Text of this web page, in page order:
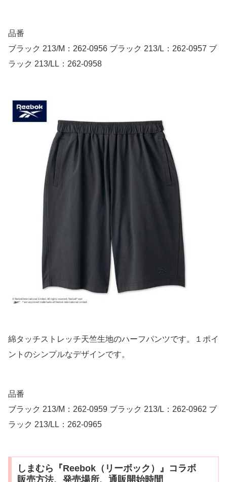
品番
ブラック 213/M：262-0956 ブラック 213/L：262-0957 ブ
ラック 213/LL：262-0958
綿タッチストレッチ天竺生地のハーフパンツです。１ポイ
ントのシンプルなデザインです。
品番
ブラック 213/M：262-0959 ブラック 213/L：262-0962 ブ
ラック 213/LL：262-0965
しまむら『Reebok（リーボック）』コラボ
販売方法、発売場所、通販開始時間